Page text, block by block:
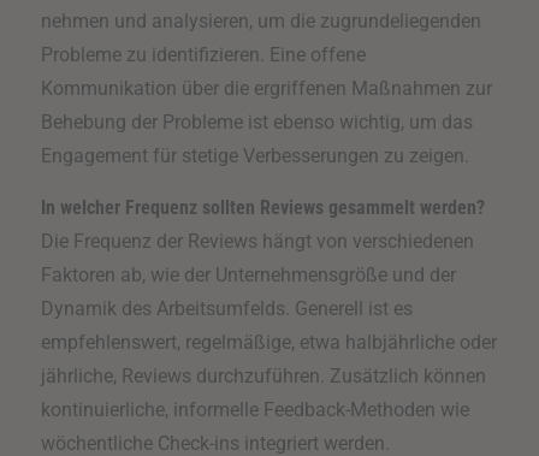
nehmen und analysieren, um die zugrundeliegenden
Probleme zu identifizieren. Eine offene
Kommunikation über die ergriffenen Maßnahmen zur
Behebung der Probleme ist ebenso wichtig, um das
Engagement für stetige Verbesserungen zu zeigen.
In welcher Frequenz sollten Reviews gesammelt werden?
Die Frequenz der Reviews hängt von verschiedenen
Faktoren ab, wie der Unternehmensgröße und der
Dynamik des Arbeitsumfelds. Generell ist es
empfehlenswert, regelmäßige, etwa halbjährliche oder
jährliche, Reviews durchzuführen. Zusätzlich können
kontinuierliche, informelle Feedback-Methoden wie
wöchentliche Check-ins integriert werden.